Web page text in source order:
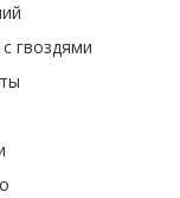
гвоздями